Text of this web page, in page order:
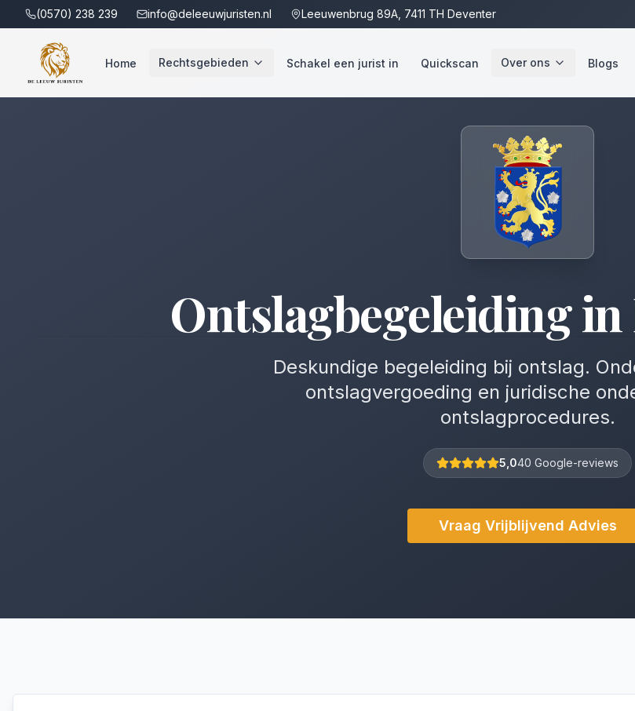
(0570) 238 239 info@deleeuwjuristen.nl Leeuwenbrug 89A, 7411 TH Deventer
Home Rechtsgebieden Schakel een jurist in Quickscan Over ons Blogs
Ontslagbegeleidingin
Deskundige begeleiding bij ontslag.
ontslagvergoeding en juridische
ontslagprocedures.
5,040 Google-reviews
Vraag Vrijblijvend Advies